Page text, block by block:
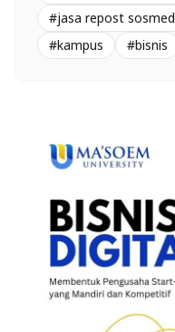
#jasa repost sosmed
#kampus
#bisnis